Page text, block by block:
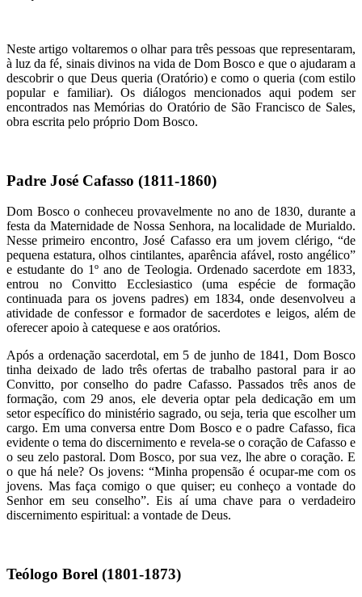
Neste artigo voltaremos o olhar para três pessoas que representaram,
à luz da fé, sinais divinos na vida de Dom Bosco e que o ajudaram a
descobrir o que Deus queria (Oratório) e como o queria (com estilo
popular e familiar). Os diálogos mencionados aqui podem ser
encontrados nas Memórias do Oratório de São Francisco de Sales,
obra escrita pelo próprio Dom Bosco.
Padre José Cafasso (1811-1860)
Dom Bosco o conheceu provavelmente no ano de 1830, durante a
festa da Maternidade de Nossa Senhora, na localidade de Murialdo.
Nesse primeiro encontro, José Cafasso era um jovem clérigo, “de
pequena estatura, olhos cintilantes, aparência afável, rosto angélico”
e estudante do 1º ano de Teologia. Ordenado sacerdote em 1833,
entrou no Convitto Ecclesiastico (uma espécie de formação
continuada para os jovens padres) em 1834, onde desenvolveu a
atividade de confessor e formador de sacerdotes e leigos, além de
oferecer apoio à catequese e aos oratórios.
Após a ordenação sacerdotal, em 5 de junho de 1841, Dom Bosco
tinha deixado de lado três ofertas de trabalho pastoral para ir ao
Convitto, por conselho do padre Cafasso. Passados três anos de
formação, com 29 anos, ele deveria optar pela dedicação em um
setor específico do ministério sagrado, ou seja, teria que escolher um
cargo. Em uma conversa entre Dom Bosco e o padre Cafasso, fica
evidente o tema do discernimento e revela-se o coração de Cafasso e
o seu zelo pastoral. Dom Bosco, por sua vez, lhe abre o coração. E
o que há nele? Os jovens: “Minha propensão é ocupar-me com os
jovens. Mas faça comigo o que quiser; eu conheço a vontade do
Senhor em seu conselho”. Eis aí uma chave para o verdadeiro
discernimento espiritual: a vontade de Deus.
Teólogo Borel (1801-1873)